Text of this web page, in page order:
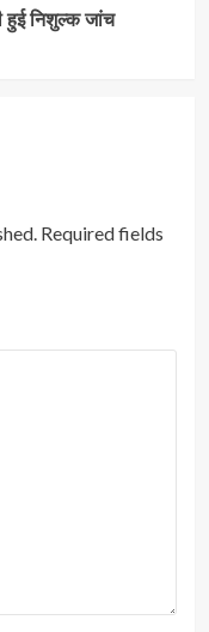
हुई निशुल्क जांच
Required fields